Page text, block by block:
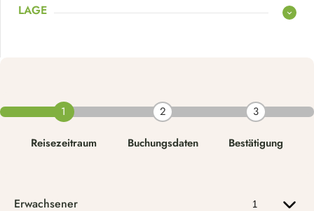
LAGE